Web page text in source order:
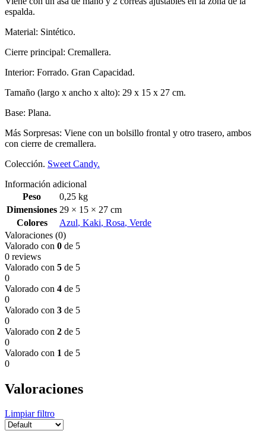
espalda.
Material: Sintético.
Cierre principal: Cremallera.
Interior: Forrado. Gran Capacidad.
Tamaño (largo x ancho x alto): 29 x 15 x 27 cm.
Base: Plana.
Más Sorpresas: Viene con un bolsillo frontal y otro trasero, ambos
con cierre de cremallera.
Colección. Sweet Candy.
Información adicional
Peso
0,25 kg
Dimensiones 29 × 15 × 27 cm
Colores
Azul, Kaki, Rosa, Verde
Valoraciones (0)
Valorado con 0 de 5
0 reviews
Valorado con 5 de 5
0
Valorado con 4 de 5
0
Valorado con 3 de 5
0
Valorado con 2 de 5
0
Valorado con 1 de 5
0
Valoraciones
Limpiar filtro